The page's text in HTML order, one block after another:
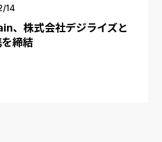
14
、株式会社デジライズと
締結